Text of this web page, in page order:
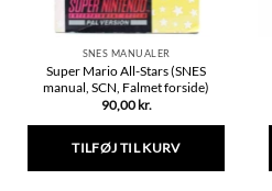
SNES MANUALER
Super Mario All-Stars (SNES
manual, SCN, Falmet forside)
90,00 kr.
TILFØJ TIL KURV